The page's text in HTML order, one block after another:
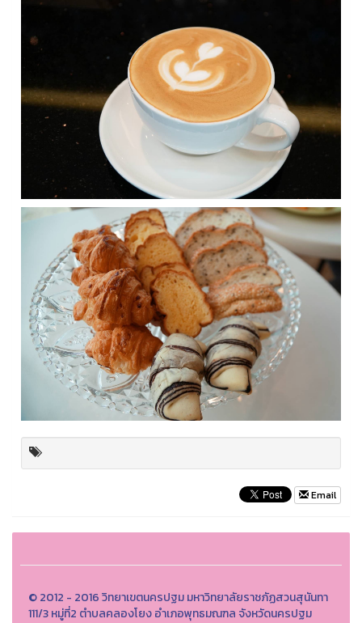
Email
© 2012 - 2016 วิทยาเขตนครปฐม มหาวิทยาลัยราชภัฏสวนสุนันทา
111/3 หมู่ที่2 ตำบลคลองโยง อำเภอพุทธมณฑล จังหวัดนครปฐม